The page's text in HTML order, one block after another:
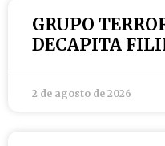
GRUPO
DECAPITA
2 de agosto de 2026